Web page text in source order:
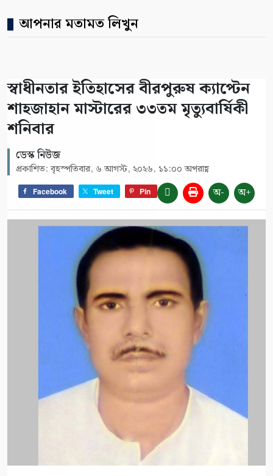
আপনার মতামত লিখুন
স্বাধীনতার ইতিহাসের বীরপুরুষ ক্যাপ্টেন
শাহজাহান মাস্টারের ৩৩তম মৃত্যুবার্ষিকী
শনিবার
ডেস্ক নিউজ
প্রকাশিত: বৃহস্পতিবার, ৬ আগস্ট, ২০২৬, ১১:০০ অপরাহ্ণ
Facebook Tweet Pin অ- অ+